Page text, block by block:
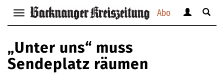
Abo
Navigation
anzeigen
verbergen
anzeigen
Suche
„Unter uns“ muss
Sendeplatz räumen